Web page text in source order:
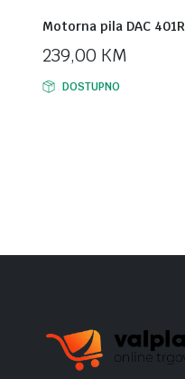
Motorna pila DAC
239,00 KM
DOSTUPNO